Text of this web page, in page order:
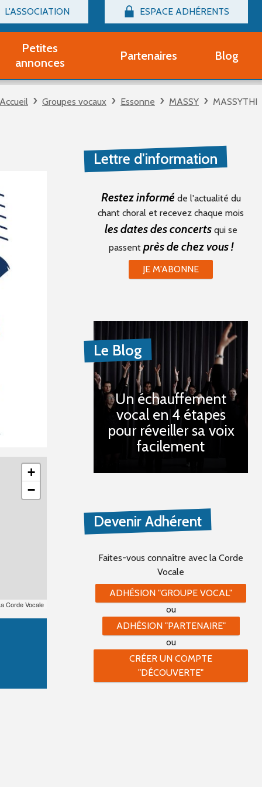
L'ASSOCIATION
Billetterie
adhérent Groupe Vocal
adhérent Partenaire
un compte Découverte
ESPACE ADHÉRENTS
Connexion
Petites
annonces
d'occasion
Partenaires Blog
Accueil Groupes vocaux Essonne MASSY MASSYTHI
+
−
Corde Vocale
Lettre d'information
Restez informé de l'actualité du
chant choral et recevez chaque mois
les dates des concertsqui se
passent près de chez vous !
JE M'ABONNE
Le Blog
Un échauffement
vocal en 4 étapes
pour réveiller sa voix
facilement
Devenir Adhérent
Faites-vous connaître avec la Corde
Vocale
ADHÉSION "GROUPE VOCAL"
ou
ADHÉSION "PARTENAIRE"
ou
CRÉER UN COMPTE
"DÉCOUVERTE"